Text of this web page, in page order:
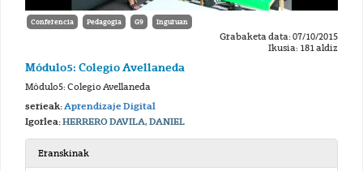
Conferencia Pedagogia G9 Inguruan
Grabaketa data: 07/10/2015
Ikusia: 181 aldiz
Módulo5: Colegio Avellaneda
Módulo5: Colegio Avellaneda
serieak:Aprendizaje Digital
Igorlea:HERRERO DAVILA, DANIEL
Eranskinak